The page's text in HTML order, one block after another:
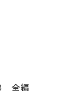
全編